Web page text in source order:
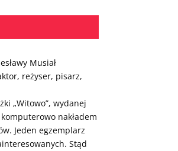
Musiał
reżyser, pisarz,
„Witowo”, wydanej
nakładem
Jeden egzemplarz
Stąd